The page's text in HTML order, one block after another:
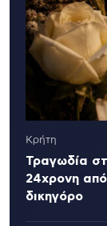
Κρήτη
Τραγωδία
24χρονη
δικηγόρο